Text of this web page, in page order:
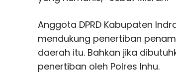
Anggota DPRD Kabupaten
mendukung penertiban
daerah itu. Bahkan jika
penertiban oleh Polres Inhu.